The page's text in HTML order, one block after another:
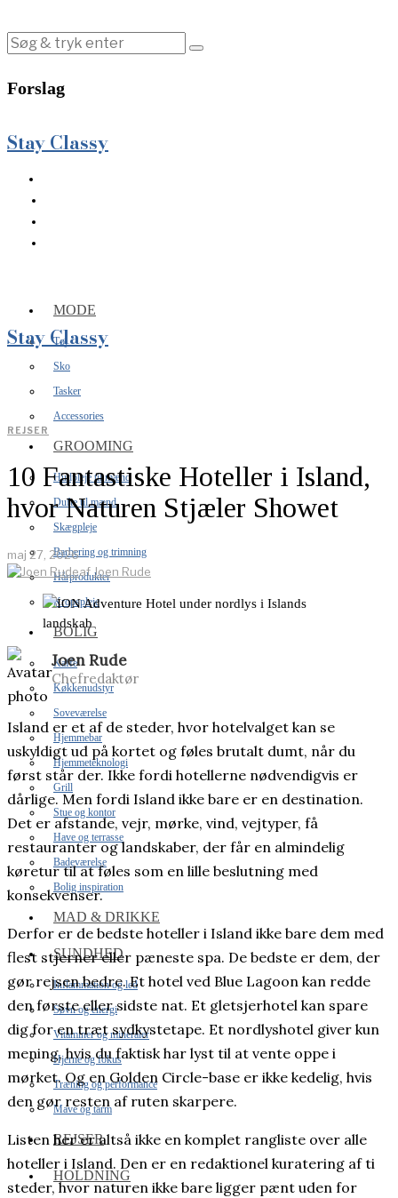
Forslag
Stay Classy
MODE
Tøj
Sko
Tasker
Accessories
GROOMING
Hudpleje til mænd
Dufte til mænd
Skægpleje
Barbering og trimning
Hårprodukter
Kropspleje
BOLIG
Kaffe
Køkkenudstyr
Soveværelse
Hjemmebar
Hjemmeteknologi
Grill
Stue og kontor
Have og terrasse
Badeværelse
Bolig inspiration
MAD & DRIKKE
SUNDHED
Inflammation og led
Søvn og energi
Vitaminer og mineraler
Hjerne og fokus
Træning og performance
Mave og tarm
REJSER
HOLDNING
Stay Classy
REJSER
10 Fantastiske Hoteller i Island,
hvor Naturen Stjæler Showet
maj 27, 2026
afJoen Rude
Joen Rude
Chefredaktør
Island er et af de steder, hvor hotelvalget kan se
uskyldigt ud på kortet og føles brutalt dumt, når du
først står der. Ikke fordi hotellerne nødvendigvis er
dårlige. Men fordi Island ikke bare er en destination.
Det er afstande, vejr, mørke, vind, vejtyper, få
restauranter og landskaber, der får en almindelig
køretur til at føles som en lille beslutning med
konsekvenser.
Derfor er de bedste hoteller i Island ikke bare dem med
flest stjerner eller pæneste spa. De bedste er dem, der
gør rejsen bedre. Et hotel ved Blue Lagoon kan redde
den første eller sidste nat. Et gletsjerhotel kan spare
dig for en træt sydkystetape. Et nordlyshotel giver kun
mening, hvis du faktisk har lyst til at vente oppe i
mørket. Og en Golden Circle-base er ikke kedelig, hvis
den gør resten af ruten skarpere.
Listen her er altså ikke en komplet rangliste over alle
hoteller i Island. Den er en redaktionel kuratering af ti
steder, hvor naturen ikke bare ligger pænt uden for